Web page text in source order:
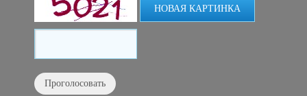
НОВАЯ КАРТИНКА